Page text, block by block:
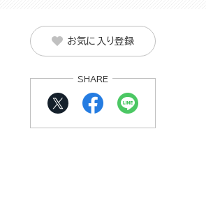
お気に入り登録
SHARE